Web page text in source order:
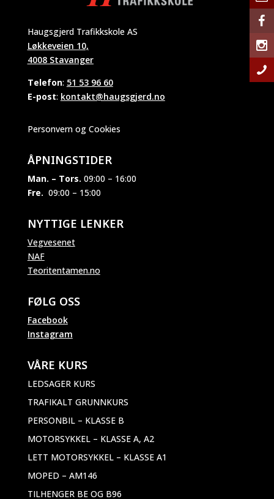
Haugsgjerd Trafikkskole AS
Løkkeveien 10,
4008 Stavanger
Telefon: 51 53 96 60
E-post: kontakt@haugsgjerd.no
Personvern og Cookies
ÅPNINGSTIDER
Man. – Tors. 09:00 – 16:00
Fre. 09:00 – 15:00
NYTTIGE LENKER
Vegvesenet
NAF
Teoritentamen.no
FØLG OSS
Facebook
Instagram
VÅRE KURS
LEDSAGER KURS
TRAFIKALT GRUNNKURS
PERSONBIL – KLASSE B
MOTORSYKKEL – KLASSE A, A2
LETT MOTORSYKKEL – KLASSE A1
MOPED – AM146
TILHENGER BE OG B96